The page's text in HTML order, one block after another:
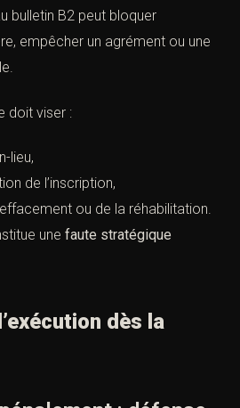
bulletin B2 peut bloquer
empêcher un agrément ou une
doit viser :
lieu,
de l’inscription,
ou de la réhabilitation.
une faute stratégique
dès la